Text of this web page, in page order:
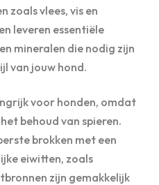
zoals vlees, vis en
leveren essentiële
mineralen die nodig zijn
van jouw hond.
voor honden, omdat
behoud van spieren.
brokken met een
eiwitten, zoals
zijn gemakkelijk